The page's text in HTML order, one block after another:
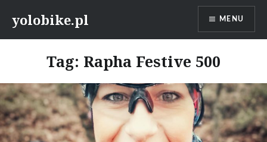
yolobike.pl MENU
Tag: Rapha Festive 500